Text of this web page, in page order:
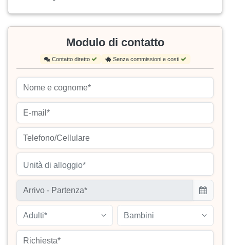
Modulo di contatto
Contatto diretto Senza commissioni e costi
Unità di alloggio*
Adulti* Bambini